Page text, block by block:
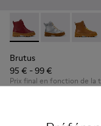
Brutus - K900179-
Brutus -
Brutus
95 € - 99 €
Prix final en fonction de la